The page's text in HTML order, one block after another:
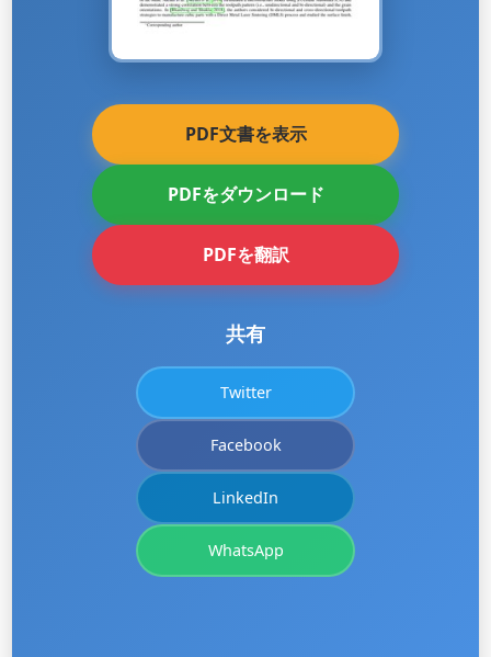
PDF文書を表示
PDFをダウンロード
PDFを翻訳
共有
Twitter
Facebook
LinkedIn
WhatsApp